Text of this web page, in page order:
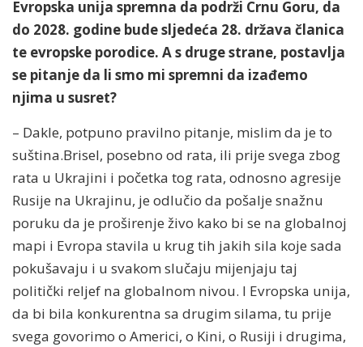
Evropska unija spremna da podrži Crnu Goru, da
do 2028. godine bude sljedeća 28. država članica
te evropske porodice. A s druge strane, postavlja
se pitanje da li smo mi spremni da izađemo
njima u susret?
– Dakle, potpuno pravilno pitanje, mislim da je to
suština.Brisel, posebno od rata, ili prije svega zbog
rata u Ukrajini i početka tog rata, odnosno agresije
Rusije na Ukrajinu, je odlučio da pošalje snažnu
poruku da je proširenje živo kako bi se na globalnoj
mapi i Evropa stavila u krug tih jakih sila koje sada
pokušavaju i u svakom slučaju mijenjaju taj
politički reljef na globalnom nivou. I Evropska unija,
da bi bila konkurentna sa drugim silama, tu prije
svega govorimo o Americi, o Kini, o Rusiji i drugima,